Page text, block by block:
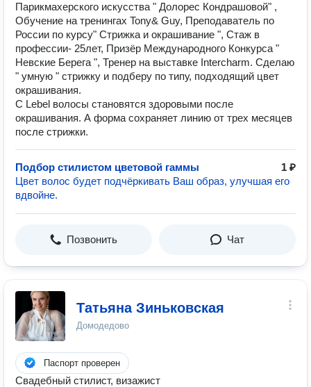
Парикмахерского искусства " Долорес Кондрашовой" ,
Обучение на тренингах Tony& Guy, Преподаватель по
России по курсу" Стрижка и окрашивание ", Стаж в
профессии- 25лет, Призёр Международного Конкурса "
Невские Берега ", Тренер на выставке Intercharm. Сделаю
" умную " стрижку и подберу по типу, подходящий цвет
окрашивания.
С Lebel волосы становятся здоровыми после
окрашивания. А форма сохраняет линию от трех месяцев
после стрижки.
Подбор стилистом цветовой гаммы
1 ₽
Цвет волос будет подчёркивать Ваш образ, улучшая его
вдвойне.
Позвонить Чат
Татьяна Зиньковская
Домодедово
Паспорт проверен
Свадебный стилист, визажист